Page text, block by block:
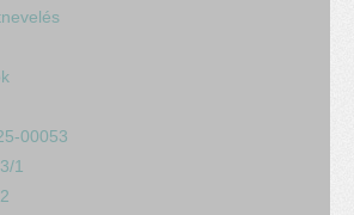
00053
1